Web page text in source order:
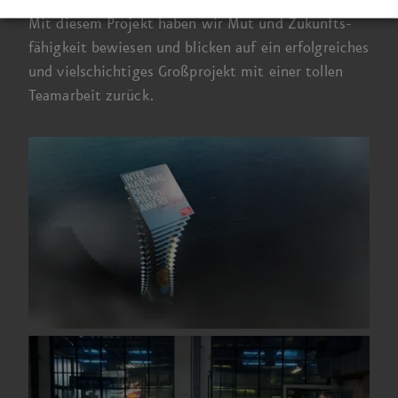
Mit diesem Projekt haben wir Mut und Zukunfts­
fähigkeit bewiesen und blicken auf ein erfolg­reiches
und viel­schichtiges Großprojekt mit einer tollen
Team­arbeit zurück.